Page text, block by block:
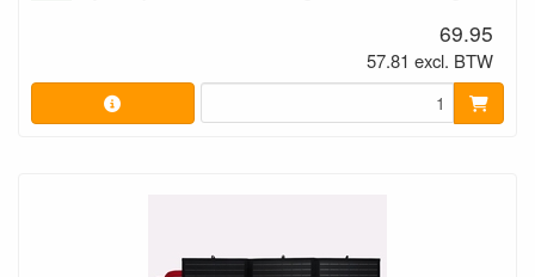
69.95
57.81 excl. BTW